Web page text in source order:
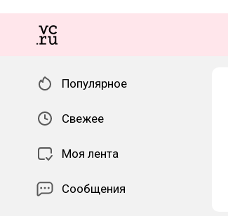
Популярное
Свежее
Моя лента
Сообщения